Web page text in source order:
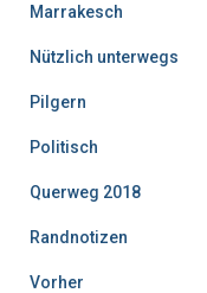
Marrakesch
Nützlich unterwegs
Pilgern
Politisch
Querweg 2018
Randnotizen
Vorher